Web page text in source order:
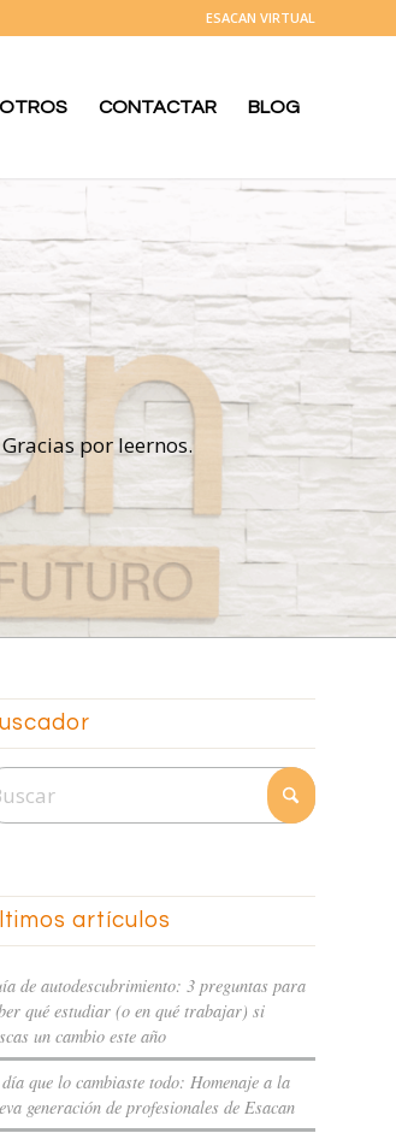
ESACAN VIRTUAL
CONTACTAR BLOG
por leernos.
artículos
de autodescubrimiento: 3 preguntas para
qué estudiar (o en qué trabajar) si
un cambio este año
que lo cambiaste todo: Homenaje a la
generación de profesionales de Esacan